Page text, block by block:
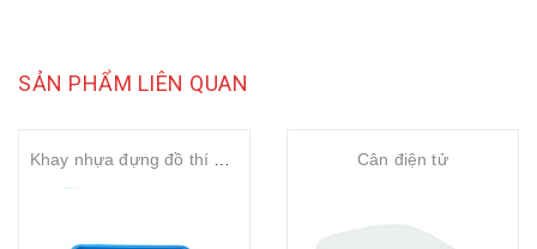
SẢN PHẨM LIÊN QUAN
Cân điện tử